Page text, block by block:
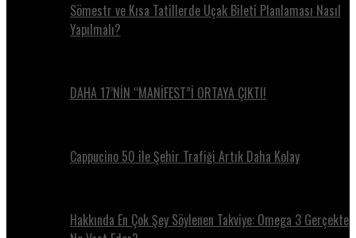
Sömestr ve Kısa Tatillerde Uçak Bileti Planlaması Nasıl
Yapılmalı?
DAHA 17’NİN “MANİFEST”İ ORTAYA ÇIKTI!
Cappucino 50 ile Şehir Trafiği Artık Daha Kolay
Hakkında En Çok Şey Söylenen Takviye: Omega 3 Gerçekte